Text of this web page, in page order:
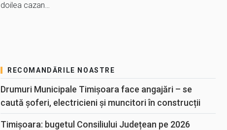
doilea cazan…
RECOMANDĂRILE NOASTRE
Drumuri Municipale Timișoara face angajări – se
caută șoferi, electricieni și muncitori în construcții
Timișoara: bugetul Consiliului Județean pe 2026